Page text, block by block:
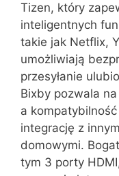
Tizen, który
inteligentnych
takie jak Netflix,
umożliwiają
przesyłanie
Bixby pozwala
a
integrację z
domowymi.
tym 3 porty